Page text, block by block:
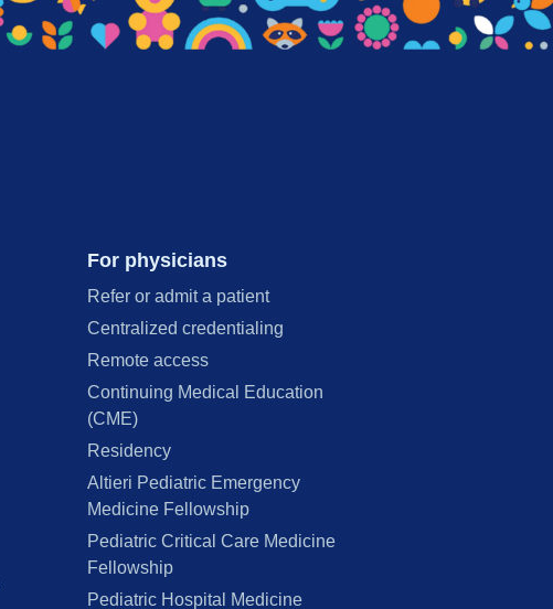
For physicians
Refer or admit a patient
Centralized credentialing
Remote access
Continuing Medical Education
(CME)
Residency
Altieri Pediatric Emergency
Medicine Fellowship
Pediatric Critical Care Medicine
Fellowship
Pediatric Hospital Medicine